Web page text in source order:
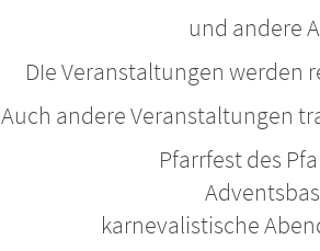
und andere
DIe Veranstaltungen werden
Auch andere Veranstaltungen
Pfarrfest des
karnevalistische